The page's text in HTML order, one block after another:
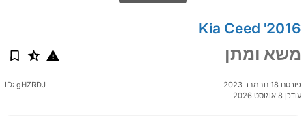
2016' Kia Ceed
משא ומתן
פורסם 18 נובמבר 2023
עודכן 8 אוגוסט 2026
ID: gHZRDJ